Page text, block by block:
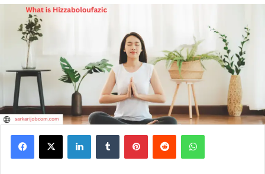
Facebook
X LinkedInTumblr PinterestReddit WhatsApp